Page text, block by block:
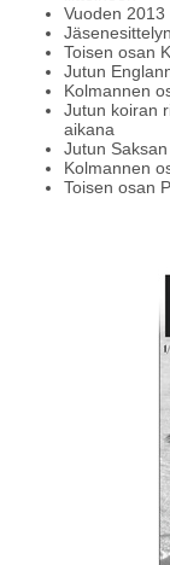
Vuoden
Toisen osan
Jutun
Kolmannen
Jutun koiran
aikana
Jutun
Kolmannen
Toisen osan